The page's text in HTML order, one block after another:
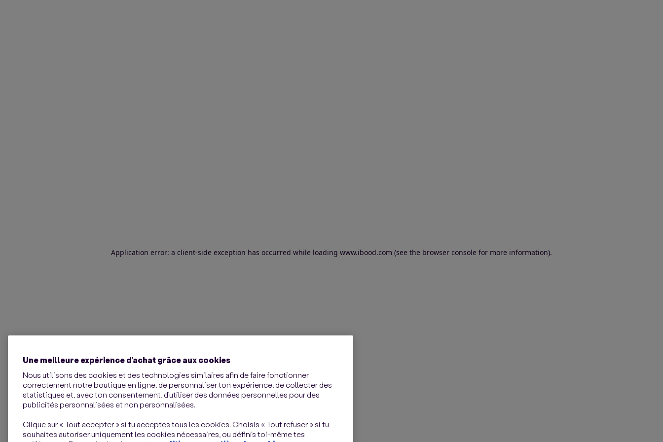
Application error: a client-side exception has occurred while loading www.ibood.com (see the browser console for more information).
Une meilleure expérience d’achat grâce aux cookies
Nous utilisons des cookies et des technologies similaires afin de faire fonctionner
correctement notre boutique en ligne, de personnaliser ton expérience, de collecter des
statistiques et, avec ton consentement, d’utiliser des données personnelles pour des
publicités personnalisées et non personnalisées.
Clique sur « Tout accepter » si tu acceptes tous les cookies. Choisis « Tout refuser » si tu
souhaites autoriser uniquement les cookies nécessaires, ou définis toi-même tes